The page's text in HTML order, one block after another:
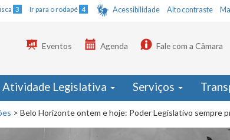
3 Ir para o rodapé 4 Acessibilidade Alto contraste
Eventos Agenda Fale com a Câmara
Atividade Legislativa Serviços
> Belo Horizonte ontem e hoje: Poder Legislativo sempre